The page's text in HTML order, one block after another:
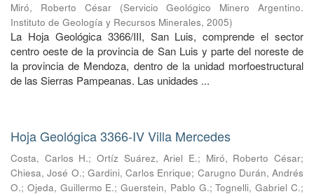
Miró, Roberto César
(Servicio Geológico Minero Argentino.
Instituto de Geología y Recursos Minerales, 2005)
La Hoja Geológica 3366/III, San Luis, comprende el sector
centro oeste de la provincia de San Luis y parte del noreste de
la provincia de Mendoza, dentro de la unidad morfoestructural
de las Sierras Pampeanas. Las unidades ...
Hoja Geológica 3366-IV Villa Mercedes
Costa, Carlos H.;Ortíz Suárez, Ariel E.; Miró, Roberto César;
Chiesa, José O.; Gardini, Carlos Enrique; Carugno Durán, Andrés
O.; Ojeda, Guillermo E.;Guerstein, Pablo G.;Tognelli, Gabriel C.;